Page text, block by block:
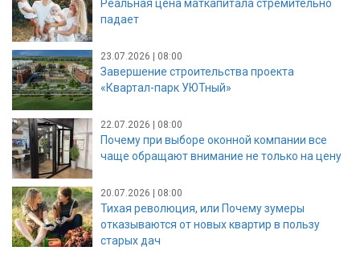
Реальная цена маткапитала стремительно
падает
23.07.2026 | 08:00
Завершение строительства проекта
«Квартал-парк УЮТный»
22.07.2026 | 08:00
Почему при выборе оконной компании все
чаще обращают внимание не только на цену
20.07.2026 | 08:00
Тихая революция, или Почему зумеры
отказываются от новых квартир в пользу
старых дач